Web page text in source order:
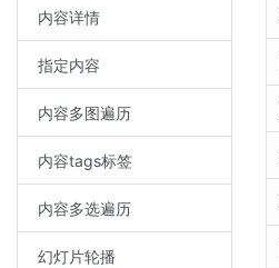
内容详情
指定内容
内容多图遍历
内容tags标签
内容多选遍历
幻灯片轮播